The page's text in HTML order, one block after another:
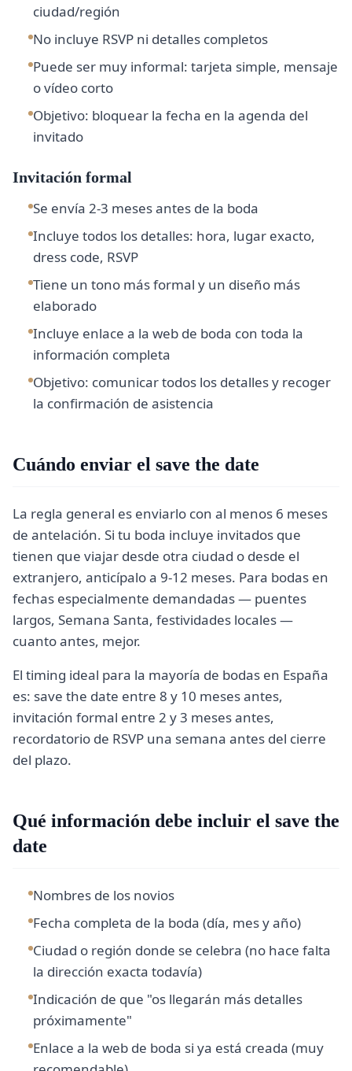
ciudad/región
No incluye RSVP ni detalles completos
Puede ser muy informal: tarjeta simple, mensaje
o vídeo corto
Objetivo: bloquear la fecha en la agenda del
invitado
Invitación formal
Se envía 2-3 meses antes de la boda
Incluye todos los detalles: hora, lugar exacto,
dress code, RSVP
Tiene un tono más formal y un diseño más
elaborado
Incluye enlace a la web de boda con toda la
información completa
Objetivo: comunicar todos los detalles y recoger
la confirmación de asistencia
Cuándo enviar el save the date
La regla general es enviarlo con al menos 6 meses
de antelación. Si tu boda incluye invitados que
tienen que viajar desde otra ciudad o desde el
extranjero, anticípalo a 9-12 meses. Para bodas en
fechas especialmente demandadas — puentes
largos, Semana Santa, festividades locales —
cuanto antes, mejor.
El timing ideal para la mayoría de bodas en España
es: save the date entre 8 y 10 meses antes,
invitación formal entre 2 y 3 meses antes,
recordatorio de RSVP una semana antes del cierre
del plazo.
Qué información debe incluir el save the
date
Nombres de los novios
Fecha completa de la boda (día, mes y año)
Ciudad o región donde se celebra (no hace falta
la dirección exacta todavía)
Indicación de que "os llegarán más detalles
próximamente"
Enlace a la web de boda si ya está creada (muy